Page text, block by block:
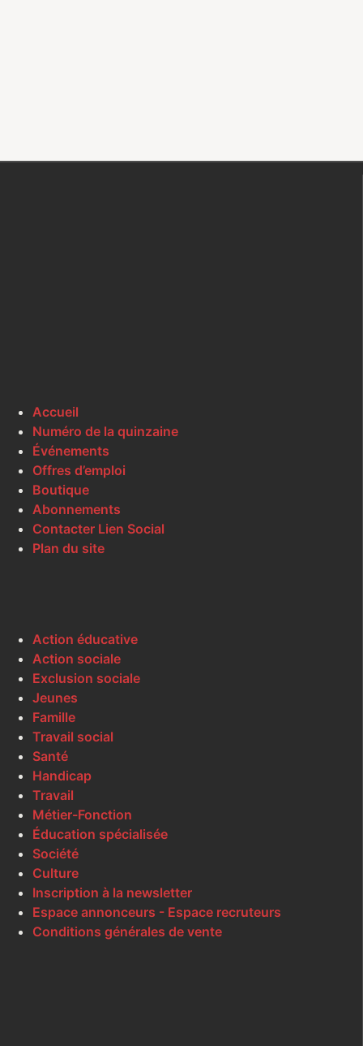
Accueil
Numéro de la quinzaine
Événements
Offres d’emploi
Boutique
Abonnements
Contacter Lien Social
Plan du site
Action éducative
Action sociale
Exclusion sociale
Jeunes
Famille
Travail social
Santé
Handicap
Travail
Métier-Fonction
Éducation spécialisée
Société
Culture
Inscription à la newsletter
Espace annonceurs - Espace recruteurs
Conditions générales de vente